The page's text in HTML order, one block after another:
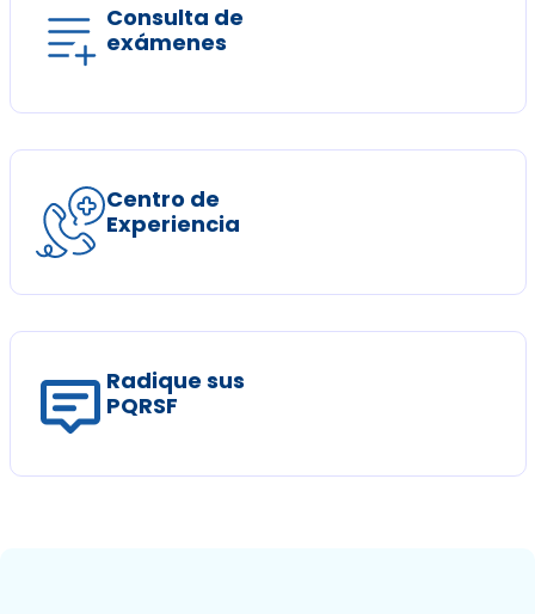
Consulta de
exámenes
Centro de
Experiencia
Radique sus
PQRSF